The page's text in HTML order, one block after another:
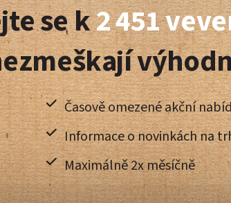
se k2 451
Časově omezené akční
Informace o novinkách na
Maximálně 2x měsíčně